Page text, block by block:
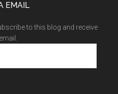
EMAIL
to this blog and receive